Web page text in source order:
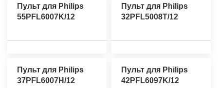
Пульт для Philips
55PFL6007K/12
Пульт для Philips
32PFL5008T/12
Пульт для Philips
37PFL6007H/12
Пульт для Philips
42PFL6097K/12